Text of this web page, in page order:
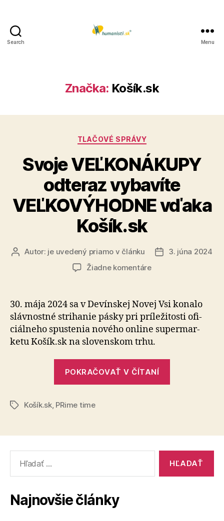
Search Menu
Značka: Košík.sk
Kategórie
TLAČOVÉ SPRÁVY
Svoje VEĽKONÁKUPY
odteraz vybavíte
VEĽKOVÝHODNE vďaka
Košík.sk
AutorAutor: je uvedený priamo v článku
Dátum
3. júna 2024
Žiadne komentárena
odteraz
vybavíte
VEĽKOVÝHODNE
vďaka
Košík.sk
30. mája 2024 sa v Devínskej Novej Vsi konalo
sláv­nostné stri­ha­nie pásky pri prí­le­ži­tosti ofi­
ciál­neho spustenia nového on­line super­mar­
ketu Košík.sk na slo­ven­skom trhu.
POKRAČOVAŤ V ČÍTANÍ
vďaka
ZnačkyKošík.sk, PRime time
Najnovšie články